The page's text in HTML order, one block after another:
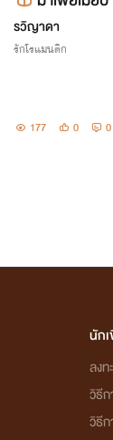
รวิญาดา
รักโรแมนติก
177 0 0
นัก
ลงท
วิธี
วิธี